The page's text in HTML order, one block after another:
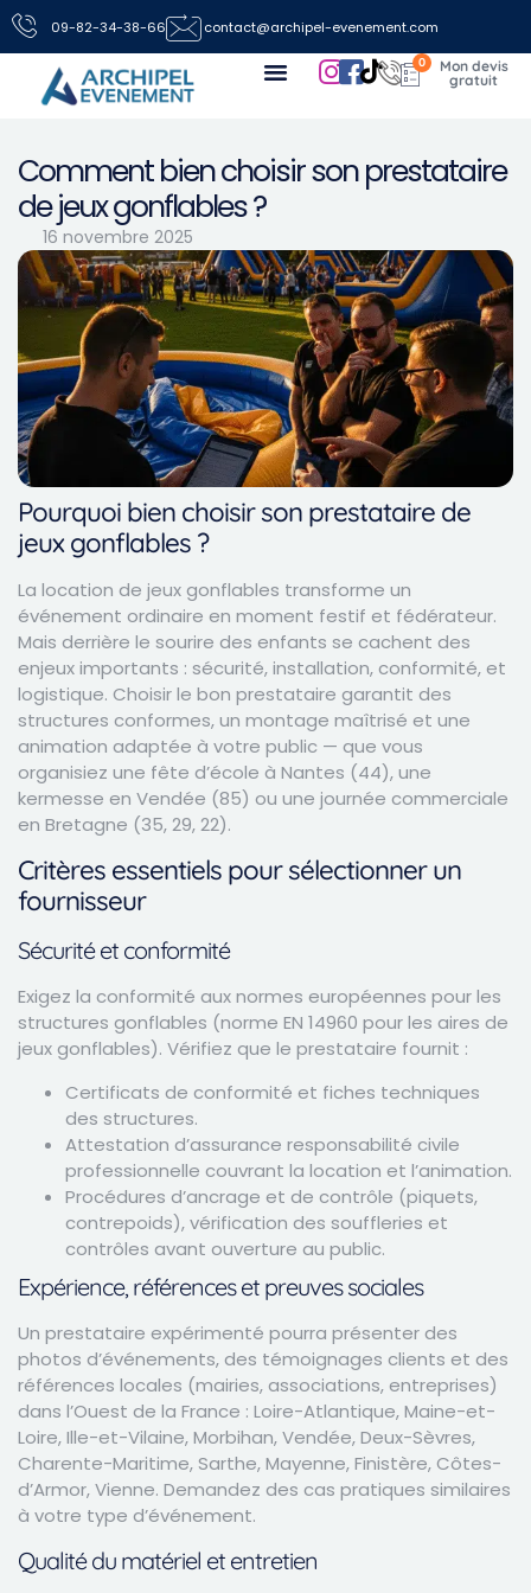
09-82-34-38-66 contact@archipel-evenement.com
0
Comment bien choisir son prestataire
de jeux gonflables ?
16 novembre 2025
Pourquoi bien choisir son prestataire de
jeux gonflables ?
La location de jeux gonflables transforme un
événement ordinaire en moment festif et fédérateur.
Mais derrière le sourire des enfants se cachent des
enjeux importants : sécurité, installation, conformité, et
logistique. Choisir le bon prestataire garantit des
structures conformes, un montage maîtrisé et une
animation adaptée à votre public — que vous
organisiez une fête d’école à Nantes (44), une
kermesse en Vendée (85) ou une journée commerciale
en Bretagne (35, 29, 22).
Critères essentiels pour sélectionner un
fournisseur
Sécurité et conformité
Exigez la conformité aux normes européennes pour les
structures gonflables (norme EN 14960 pour les aires de
jeux gonflables). Vérifiez que le prestataire fournit :
Certificats de conformité et fiches techniques
des structures.
Attestation d’assurance responsabilité civile
professionnelle couvrant la location et l’animation.
Procédures d’ancrage et de contrôle (piquets,
contrepoids), vérification des souffleries et
contrôles avant ouverture au public.
Expérience, références et preuves sociales
Un prestataire expérimenté pourra présenter des
photos d’événements, des témoignages clients et des
références locales (mairies, associations, entreprises)
dans l’Ouest de la France : Loire-Atlantique, Maine-et-
Loire, Ille-et-Vilaine, Morbihan, Vendée, Deux-Sèvres,
Charente-Maritime, Sarthe, Mayenne, Finistère, Côtes-
d’Armor, Vienne. Demandez des cas pratiques similaires
à votre type d’événement.
Qualité du matériel et entretien